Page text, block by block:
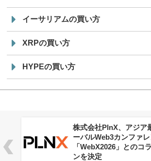
イーサリアムの買い方
XRPの買い方
HYPEの買い方
株式会社PlnX、アジア
ーバルWeb3カンファ
「WebX2026」とのコ
ンを決定